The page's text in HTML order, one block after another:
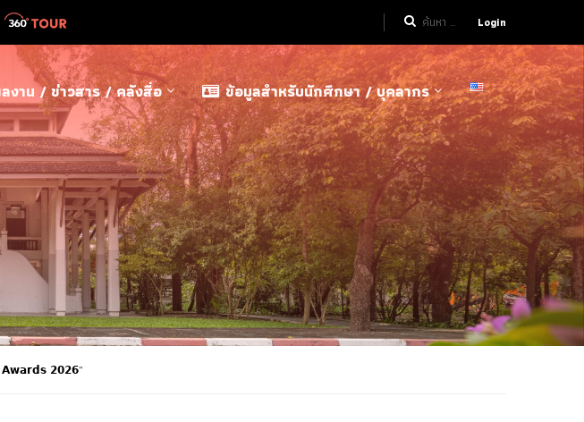
Login
งาน / ข่าวสาร / คลังสื่อ ข้อมูลสำหรับนักศึกษา / บุคลากร
𝗔𝘄𝗮𝗿𝗱𝘀 𝟮𝟬𝟮𝟲”